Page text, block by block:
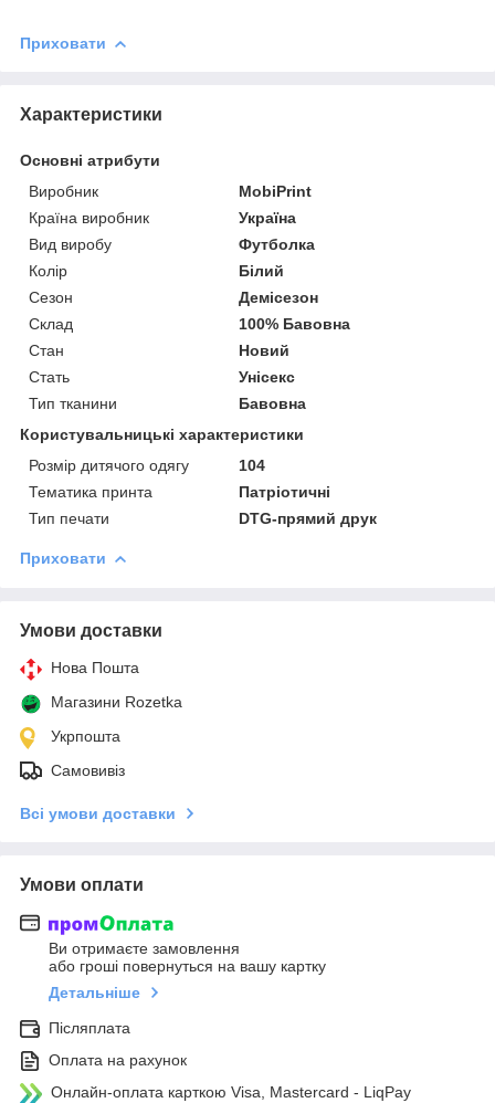
Приховати
Характеристики
Основні атрибути
Виробник
MobiPrint
Країна виробник
Україна
Вид виробу
Футболка
Колір
Білий
Сезон
Демісезон
Склад
100% Бавовна
Стан
Новий
Стать
Унісекс
Тип тканини
Бавовна
Користувальницькі характеристики
Розмір дитячого одягу
104
Тематика принта
Патріотичні
Тип печати
DTG-прямий друк
Приховати
Умови доставки
Нова Пошта
Магазини Rozetka
Укрпошта
Самовивіз
Всі умови доставки
Умови оплати
Ви отримаєте замовлення
або гроші повернуться на вашу картку
Детальніше
Післяплата
Оплата на рахунок
Онлайн-оплата карткою Visa, Mastercard - LiqPay